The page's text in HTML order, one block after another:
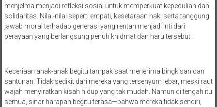
menjelma menjadi refleksi sosial untuk memperkuat kepedulian dan
solidaritas. Nilai-nilai seperti empati, kesetaraan hak, serta tanggung
jawab moral terhadap generasi yang rentan menjadi inti dari
perayaan yang berlangsung penuh khidmat dan haru tersebut.
Keceriaan anak-anak begitu tampak saat menerima bingkisan dan
santunan. Tidak sedikit dari mereka yang tersenyum lebar, meski raut
wajah menyiratkan kisah hidup yang tak mudah. Namun di tengah itu
semua, sinar harapan begitu terasa—bahwa mereka tidak sendiri,